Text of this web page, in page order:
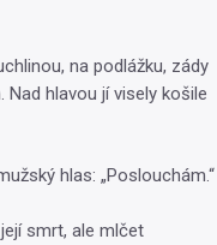
na podlážku, zády
hlavou jí visely košile
hlas: „Poslouchám.“
smrt, ale mlčet